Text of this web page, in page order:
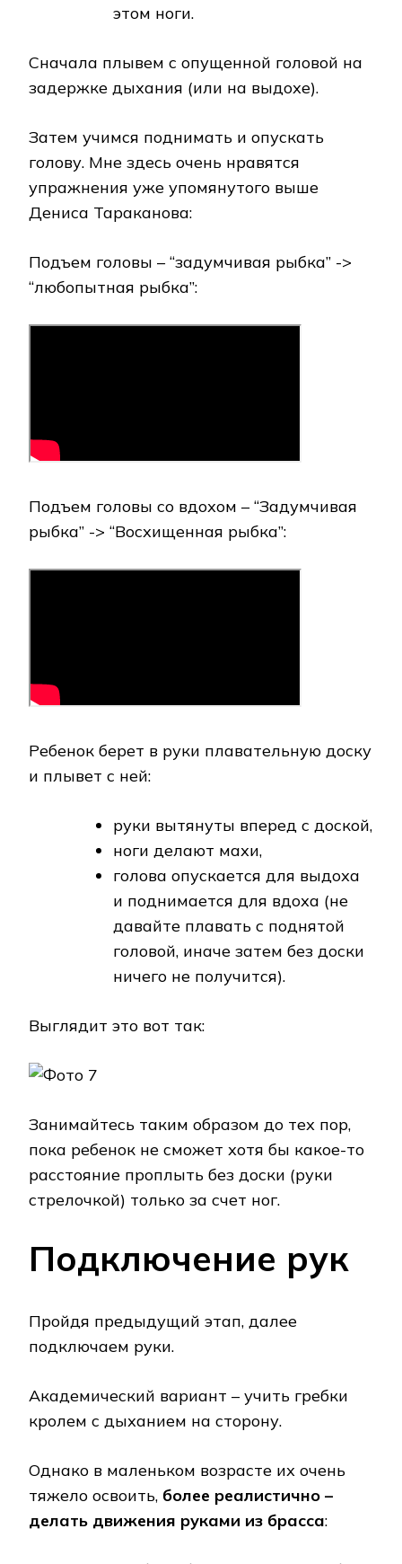
этом ноги.
Сначала плывем с опущенной головой на
задержке дыхания (или на выдохе).
Затем учимся поднимать и опускать
голову. Мне здесь очень нравятся
упражнения уже упомянутого выше
Дениса Тараканова:
Подъем головы – “задумчивая рыбка” ->
“любопытная рыбка”:
Подъем головы со вдохом – “Задумчивая
рыбка” -> “Восхищенная рыбка”:
Ребенок берет в руки плавательную доску
и плывет с ней:
руки вытянуты вперед с доской,
ноги делают махи,
голова опускается для выдоха
и поднимается для вдоха (не
давайте плавать с поднятой
головой, иначе затем без доски
ничего не получится).
Выглядит это вот так:
Занимайтесь таким образом до тех пор,
пока ребенок не сможет хотя бы какое-то
расстояние проплыть без доски (руки
стрелочкой) только за счет ног.
Подключение рук
Пройдя предыдущий этап, далее
подключаем руки.
Академический вариант – учить гребки
кролем с дыханием на сторону.
Однако в маленьком возрасте их очень
тяжело освоить, более реалистично –
делать движения руками из брасса: